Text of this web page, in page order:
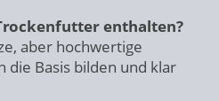
enthalten?
aber hochwertige
die Basis bilden und klar